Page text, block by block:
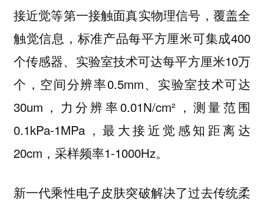
接近觉等第一接触面真实物理信号，覆盖全
触觉信息，标准产品每平方厘米可集成400
个传感器、实验室技术可达每平方厘米10万
个，空间分辨率0.5mm、实验室技术可达
30um，力分辨率0.01N/cm²，测量范围
0.1kPa-1MPa，最大接近觉感知距离达
20cm，采样频率1-1000Hz。
新一代乘性电子皮肤突破解决了过去传统柔